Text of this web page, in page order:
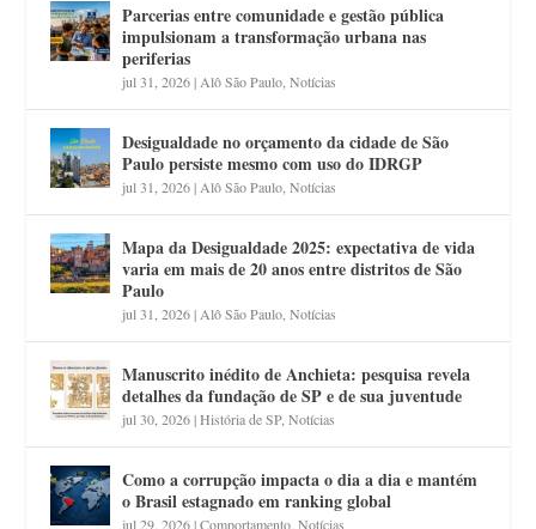
Parcerias entre comunidade e gestão pública
impulsionam a transformação urbana nas
periferias
jul 31, 2026| Alô São Paulo ,Notícias
Desigualdade no orçamento da cidade de São
Paulo persiste mesmo com uso do IDRGP
jul 31, 2026| Alô São Paulo ,Notícias
Mapa da Desigualdade 2025: expectativa de vida
varia em mais de 20 anos entre distritos de São
Paulo
jul 31, 2026| Alô São Paulo ,Notícias
Manuscrito inédito de Anchieta: pesquisa revela
detalhes da fundação de SP e de sua juventude
jul 30, 2026|História de SP,Notícias
Como a corrupção impacta o dia a dia e mantém
o Brasil estagnado em ranking global
jul 29, 2026|Comportamento ,Notícias